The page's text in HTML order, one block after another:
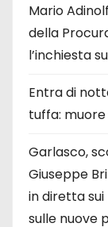
Mario
della
l’inchiesta
Entra di
tuffa:
Garlasco,
Giuseppe
in diretta
sulle nuove